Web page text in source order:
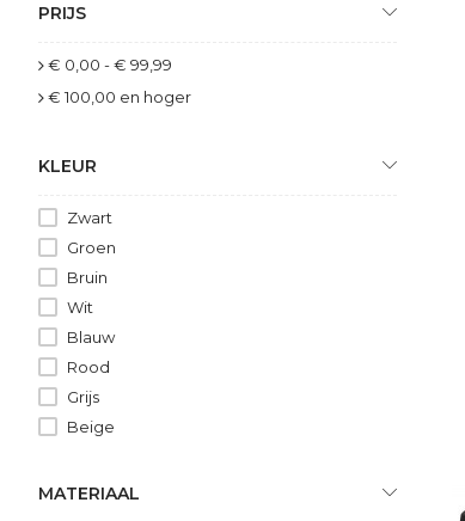
PRIJS
€ 0,00 -€ 99,99
€ 100,00 en hoger
KLEUR
Zwart
Groen
Bruin
Wit
Blauw
Rood
Grijs
Beige
MATERIAAL